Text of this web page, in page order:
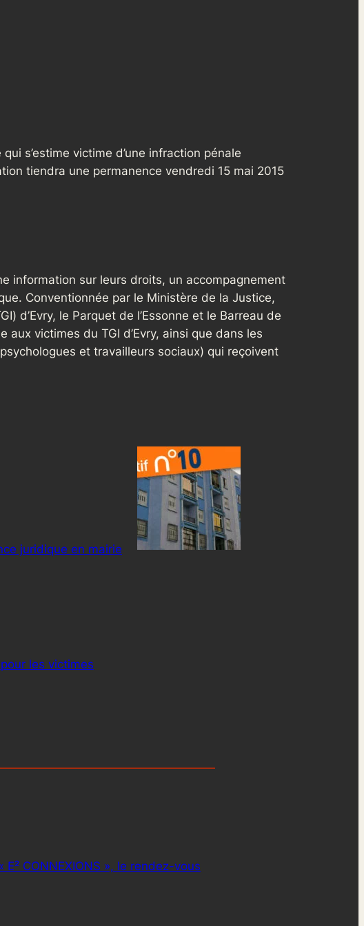
s’estime victime d’une infraction pénale
tiendra une permanence vendredi 15 mai 2015
information sur leurs droits, un accompagnement
Conventionnée par le Ministère de la Justice,
) d’Evry, le Parquet de l’Essonne et le Barreau de
aux victimes du TGI d’Evry, ainsi que dans les
et travailleurs sociaux) qui reçoivent
juridique en mairie
les victimes
E² CONNEXIONS », le rendez-vous